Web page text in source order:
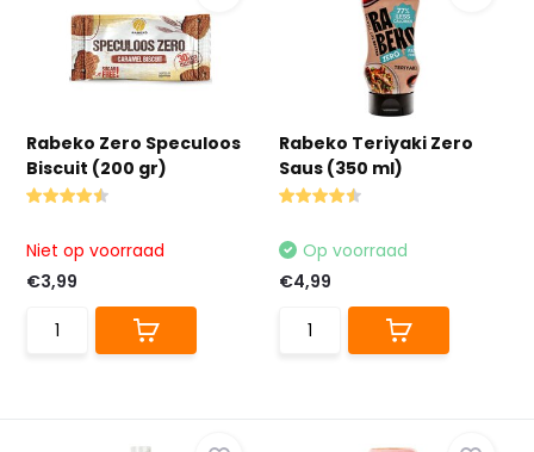
Rabeko Zero Speculoos
Biscuit (200 gr)
Niet op voorraad
€3,99
Rabeko Teriyaki Zero
Saus (350 ml)
Op voorraad
€4,99